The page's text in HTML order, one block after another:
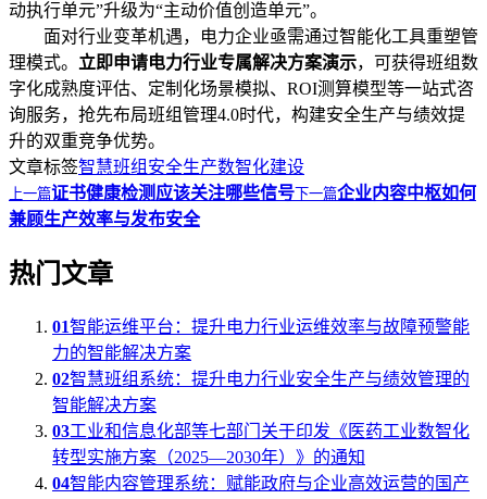
动执行单元”升级为“主动价值创造单元”。
面对行业变革机遇，电力企业亟需通过智能化工具重塑管
理模式。 立即申请电力行业专属解决方案演示，可获得班组数
字化成熟度评估、定制化场景模拟、ROI测算模型等一站式咨
询服务，抢先布局班组管理4.0时代，构建安全生产与绩效提
升的双重竞争优势。
文章标签智慧班组 安全生产数智化建设
上一篇证书健康检测应该关注哪些信号 下一篇企业内容中枢如何
兼顾生产效率与发布安全
热门文章
01智能运维平台：提升电力行业运维效率与故障预警能
力的智能解决方案
02智慧班组系统：提升电力行业安全生产与绩效管理的
智能解决方案
03工业和信息化部等七部门关于印发《医药工业数智化
转型实施方案（2025—2030年）》的通知
04智能内容管理系统：赋能政府与企业高效运营的国产